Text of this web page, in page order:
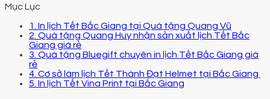
Mục Lục
1. In lịch Tết Bắc Giang tại Quà tặng Quang Vũ
2. Quà tặng Quang Huy nhận sản xuất lịch Tết Bắc
Giang giá rẻ
3. Quà tặng Bluegift chuyên in lịch Tết Bắc Giang giá
rẻ
4. Cơ sở làm lịch Tết Thành Đạt Helmet tại Bắc Giang
5. In lịch Tết Vina Print tại Bắc Giang